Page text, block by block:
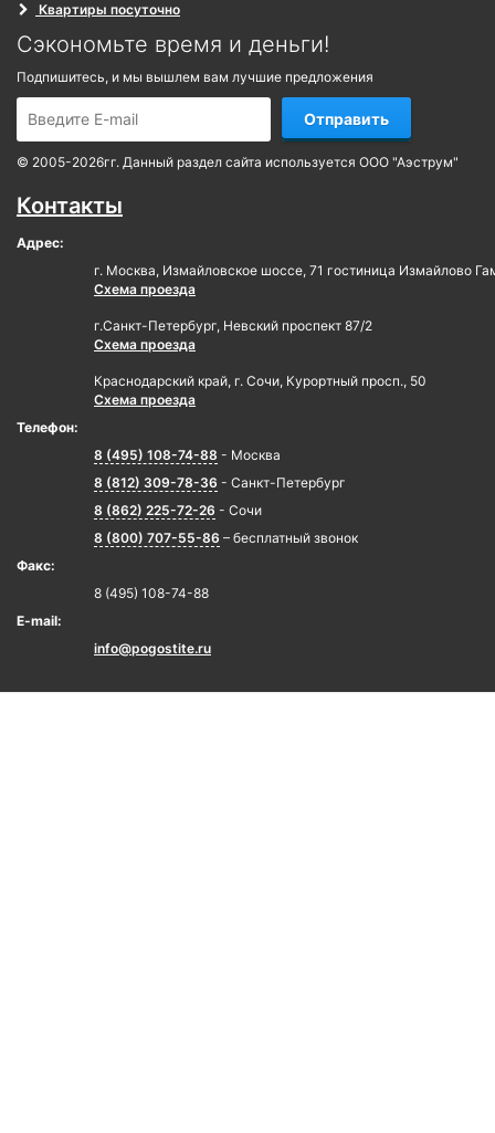
Квартиры посуточно
Сэкономьте время и деньги!
Подпишитесь, и мы вышлем вам лучшие предложения
Отправить
© 2005-2026гг. Данный раздел сайта используется ООО "Аэструм"
Контакты
Адрес:
г. Москва, Измайловское шоссе, 71 гостиница Измайлово
Схема проезда
г.Санкт-Петербург, Невский проспект 87/2
Схема проезда
Краснодарский край, г. Сочи, Курортный просп., 50
Схема проезда
Телефон:
8 (495) 108-74-88 - Москва
8 (812) 309-78-36 - Санкт-Петербург
8 (862) 225-72-26 - Сочи
8 (800) 707-55-86 – бесплатный звонок
Факс:
8 (495) 108-74-88
E-mail:
info@pogostite.ru